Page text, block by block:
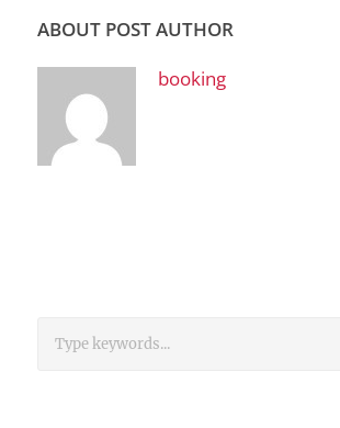
ABOUT POST AUTHOR
booking